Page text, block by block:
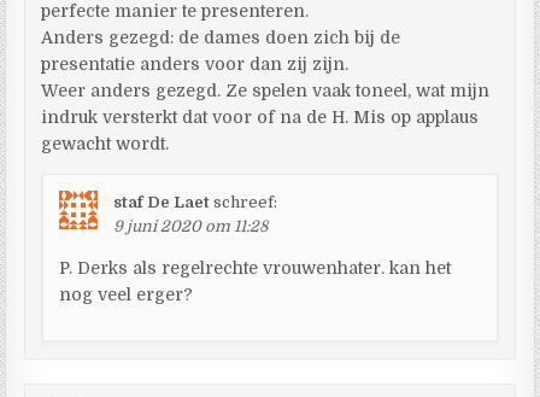
perfecte manier te presenteren.
Anders gezegd: de dames doen zich bij de
presentatie anders voor dan zij zijn.
Weer anders gezegd. Ze spelen vaak toneel, wat mijn
indruk versterkt dat voor of na de H. Mis op applaus
gewacht wordt.
staf De Laet schreef:
9 juni 2020 om 11:28
P. Derks als regelrechte vrouwenhater. kan het
nog veel erger?